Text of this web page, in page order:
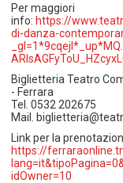
Per maggiori
info: https://
di-danza-
Biglietteria Teatro
- Ferrara
Tel. 0532 202675
Mail.
Link per la
https://
idOwner=10